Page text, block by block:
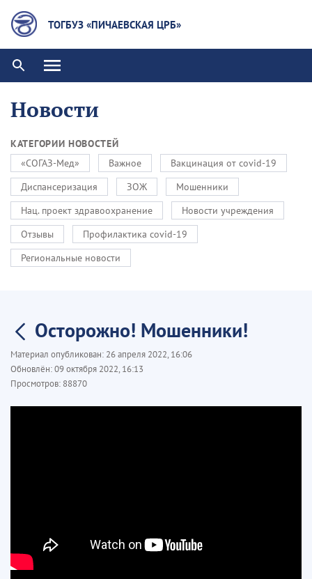
ТОГБУЗ «ПИЧАЕВСКАЯ ЦРБ»
Новости
КАТЕГОРИИ НОВОСТЕЙ
«СОГАЗ-Мед»
Важное
Вакцинация от covid-19
Диспансеризация
ЗОЖ
Мошенники
Нац. проект здравоохранение
Новости учреждения
Отзывы
Профилактика covid-19
Региональные новости
Осторожно! Мошенники!
Материал опубликован: 26 апреля 2022, 16:06
Обновлён:09 октября 2022, 16:13
Просмотров: 88870